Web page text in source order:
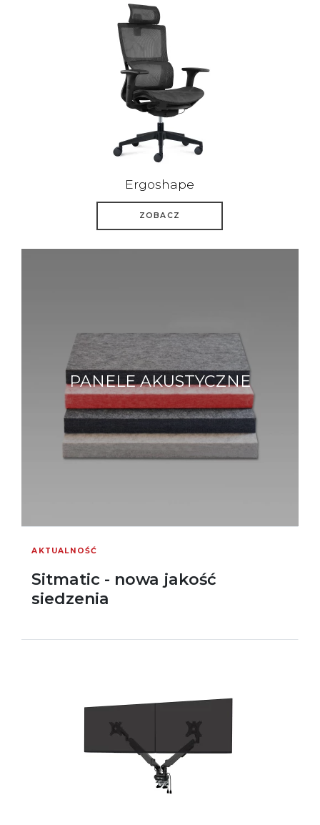
Ergoshape
ZOBACZ
PANELE AKUSTYCZNE
AKTUALNOŚĆ
Sitmatic - nowa jakość
siedzenia